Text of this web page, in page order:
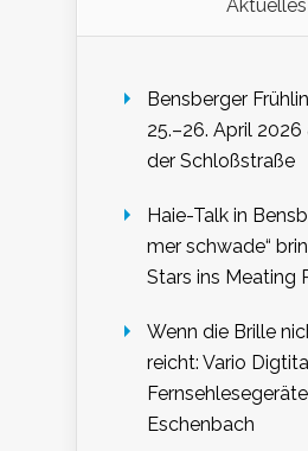
Aktuelles
Bensberger
25.–26. April
der Schloßstraße
Haie-Talk in
mer schwade“
Stars ins Meating
Wenn die Brille
reicht: Vario
Eschenbach